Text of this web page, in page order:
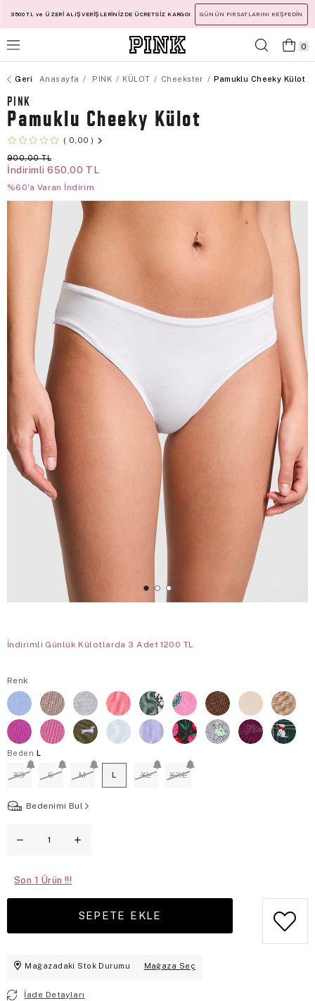
3500 TL ve ÜZERİ ALIŞVERİŞLERİNİZDE ÜCRETSİZ KARGO! GÜNÜN FIRSATLARINI KEŞFEDİN
0
Anasayfa PINK KÜLOT Cheekster Pamuklu Cheeky Külot
PINK
Pamuklu Cheeky Külot
0,00
900,00 TL
İndirimli 650,00 TL
%60'a Varan İndirim
İndirimli Günlük Külotlarda 3 Adet 1200 TL
Renk
Beden L
XS S M L XL XXL
Bedenimi Bul
Son 1
Mağazadaki Stok Durumu Mağaza Seç
İade Detayları